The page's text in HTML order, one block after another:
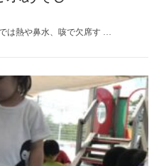
は熱や鼻水、咳で欠席す …